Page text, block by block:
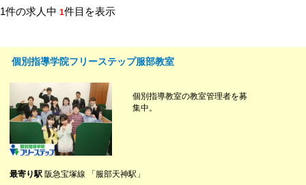
1件の求人中 1件目を表示
個別指導学院フリーステップ服部教室
個別指導教室の教室管理者を募
集中。
最寄り駅 阪急宝塚線 「服部天神駅」